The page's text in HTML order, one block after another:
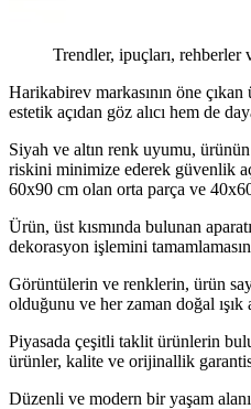
Trendler, ipuçları,
Harikabirev markasının öne
estetik açıdan göz alıcı hem de
Siyah ve altın renk uyumu,
riskini minimize ederek güvenlik
60x90 cm olan orta parça ve
Ürün, üst kısmında bulunan
dekorasyon işlemini
Görüntülerin ve renklerin, ürün
olduğunu ve her zaman doğal
Piyasada çeşitli taklit ürünlerin
ürünler, kalite ve orijinallik
Düzenli ve modern bir yaşam